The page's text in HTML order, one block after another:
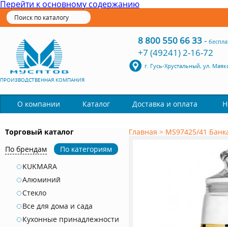
Перейти к основному содержанию
ПРОИЗВОДСТВЕННАЯ КОМПАНИЯ
8 800 550 66 33-
+7 (49241) 2-16-72
г. Гусь-Хрустальный, ул.
О компании Каталог Доставка и оплата
Торговый каталог
По брендам
По категориям
KUKMARA
Алюминий
Стекло
Все для дома и сада
Кухонные принадлежности
Главная > MS97425/41